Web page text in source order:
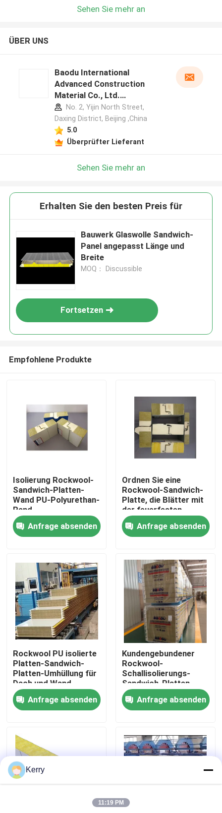
Haus
Über uns
Fabrik-Ausflug
Qualitätskontrolle
Treten Sie mit uns in Verbindung
Fordern Sie ein Zitat
Stahlkonstruktionsgebäude
Stahlkonstruktionslager
Stahlkonstruktionswerkstatt
Sehen Sie mehr an
ÜBER UNS
Baodu International
Advanced Construction
Material Co., Ltd.
Herstellerprofil
No. 2, Yijin North Street,
Daxing District, Beijing ,China
5.0
Überprüfter Lieferant
Sehen Sie mehr an
Erhalten Sie den besten Preis für
Bauwerk Glaswolle Sandwich-
Panel angepasst Länge und
Breite
MOQ： Discussible
Fortsetzen
Empfohlene Produkte
Isolierung Rockwool-
Sandwich-Platten-
Wand PU-Polyurethan-
Rand
Anfrage absenden
Ordnen Sie eine
Rockwool-Sandwich-
Platte, die Blätter mit
der feuerfesten
Polyurethan-Dichtung
überdacht
Anfrage absenden
Rockwool PU isolierte
Platten-Sandwich-
Platten-Umhüllung für
Dach und Wand
Anfrage absenden
Kundengebundener
Rockwool-
Schallisolierungs-
Sandwich-Platten-
Wand-Stahl
schalldicht
Anfrage absenden
Kerry
11:19 PM